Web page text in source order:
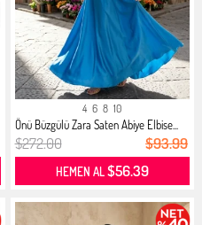
4 6 8 10
Önü Büzgülü Zara Saten Abiye Elbise...
$272.00 $93.99
HEMEN AL$56.39